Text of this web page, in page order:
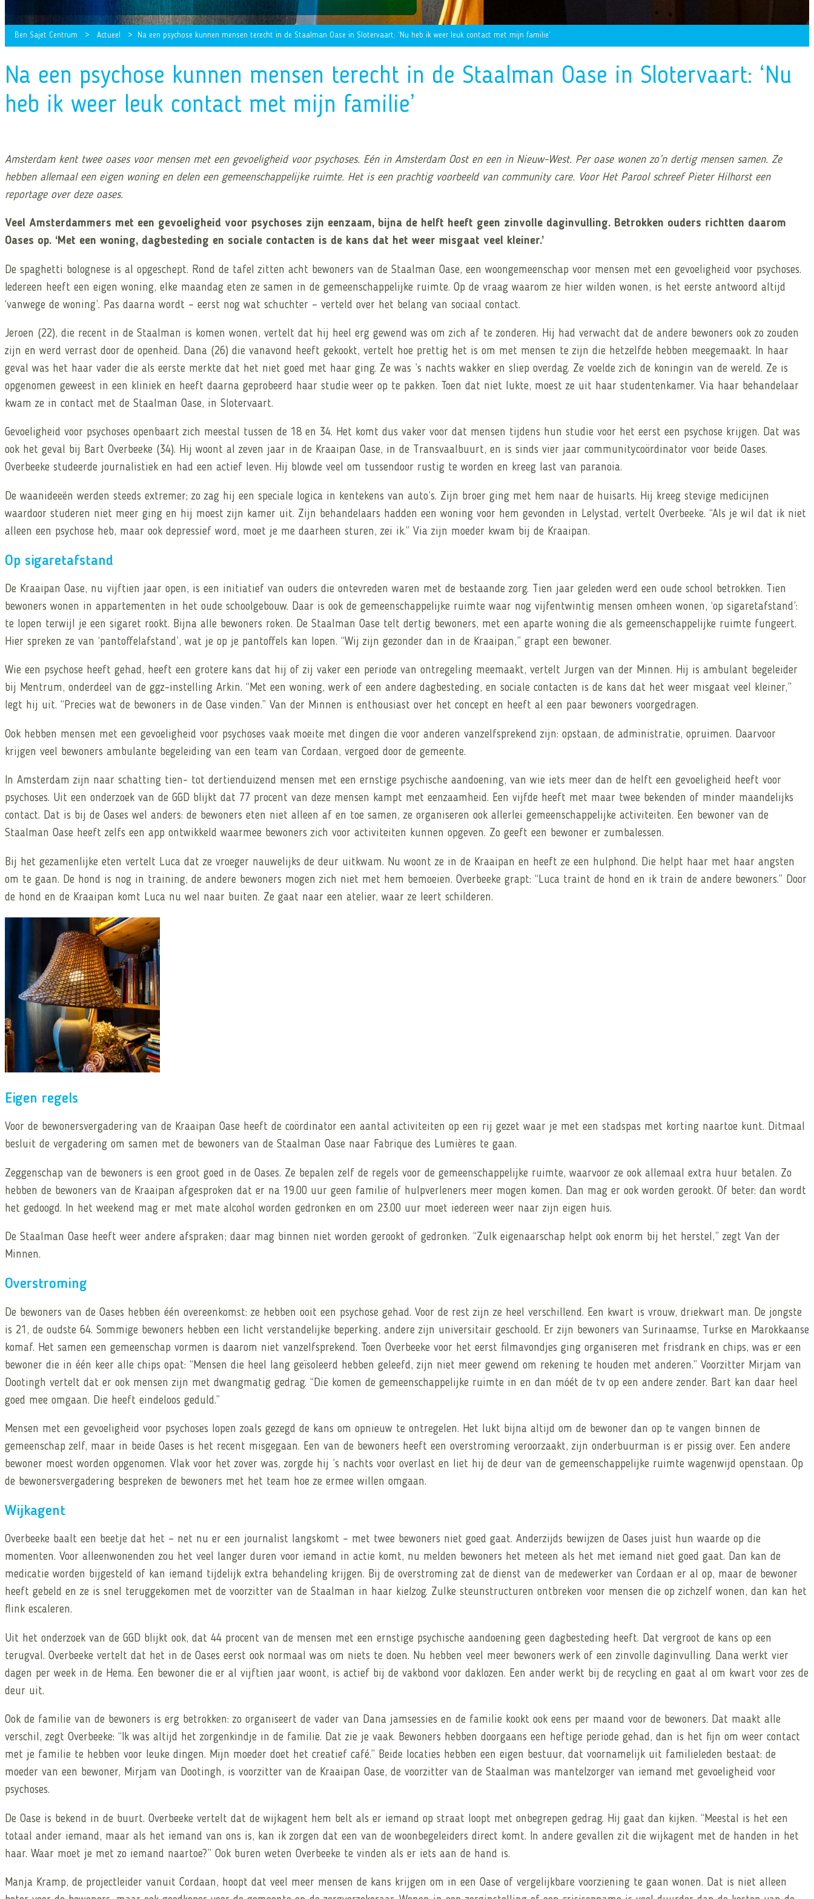
Ben Sajet Centrum > Actueel > Na een psychose kunnen mensen terecht in de Staalman Oase in Slotervaart: ‘Nu heb ik weer leuk contact met mijn familie’
Na een psychose kunnen mensen terecht in de Staalman Oase in Slotervaart: ‘Nu
heb ik weer leuk contact met mijn familie’
Amsterdam kent twee oases voor mensen met een gevoeligheid voor psychoses. Eén in Amsterdam Oost en een in Nieuw-West. Per oase wonen zo’n dertig mensen samen. Ze
hebben allemaal een eigen woning en delen een gemeenschappelijke ruimte. Het is een prachtig voorbeeld van community care. Voor Het Parool schreef Pieter Hilhorst een
reportage over deze oases.
Veel Amsterdammers met een gevoeligheid voor psychoses zijn eenzaam, bijna de helft heeft geen zinvolle daginvulling. Betrokken ouders richtten daarom
Oases op. ‘Met een woning, dagbesteding en sociale contacten is de kans dat het weer misgaat veel kleiner.’
De spaghetti bolognese is al opgeschept. Rond de tafel zitten acht bewoners van de Staalman Oase, een woongemeenschap voor mensen met een gevoeligheid voor psychoses.
Iedereen heeft een eigen woning, elke maandag eten ze samen in de gemeenschappelijke ruimte. Op de vraag waarom ze hier wilden wonen, is het eerste antwoord altijd
‘vanwege de woning’. Pas daarna wordt – eerst nog wat schuchter – verteld over het belang van sociaal contact.
Jeroen (22), die recent in de Staalman is komen wonen, vertelt dat hij heel erg gewend was om zich af te zonderen. Hij had verwacht dat de andere bewoners ook zo zouden
zijn en werd verrast door de openheid. Dana (26) die vanavond heeft gekookt, vertelt hoe prettig het is om met mensen te zijn die hetzelfde hebben meegemaakt. In haar
geval was het haar vader die als eerste merkte dat het niet goed met haar ging. Ze was ’s nachts wakker en sliep overdag. Ze voelde zich de koningin van de wereld. Ze is
opgenomen geweest in een kliniek en heeft daarna geprobeerd haar studie weer op te pakken. Toen dat niet lukte, moest ze uit haar studentenkamer. Via haar behandelaar
kwam ze in contact met de Staalman Oase, in Slotervaart.
Gevoeligheid voor psychoses openbaart zich meestal tussen de 18 en 34. Het komt dus vaker voor dat mensen tijdens hun studie voor het eerst een psychose krijgen. Dat was
ook het geval bij Bart Overbeeke (34). Hij woont al zeven jaar in de Kraaipan Oase, in de Transvaalbuurt, en is sinds vier jaar communitycoördinator voor beide Oases.
Overbeeke studeerde journalistiek en had een actief leven. Hij blowde veel om tussendoor rustig te worden en kreeg last van paranoia.
De waanideeën werden steeds extremer; zo zag hij een speciale logica in kentekens van auto’s. Zijn broer ging met hem naar de huisarts. Hij kreeg stevige medicijnen
waardoor studeren niet meer ging en hij moest zijn kamer uit. Zijn behandelaars hadden een woning voor hem gevonden in Lelystad, vertelt Overbeeke. “Als je wil dat ik niet
alleen een psychose heb, maar ook depressief word, moet je me daarheen sturen, zei ik.” Via zijn moeder kwam bij de Kraaipan.
Op sigaretafstand
De Kraaipan Oase, nu vijftien jaar open, is een initiatief van ouders die ontevreden waren met de bestaande zorg. Tien jaar geleden werd een oude school betrokken. Tien
bewoners wonen in appartementen in het oude schoolgebouw. Daar is ook de gemeenschappelijke ruimte waar nog vijfentwintig mensen omheen wonen, ‘op sigaretafstand’:
te lopen terwijl je een sigaret rookt. Bijna alle bewoners roken. De Staalman Oase telt dertig bewoners, met een aparte woning die als gemeenschappelijke ruimte fungeert.
Hier spreken ze van ‘pantoffelafstand’, wat je op je pantoffels kan lopen. “Wij zijn gezonder dan in de Kraaipan,” grapt een bewoner.
Wie een psychose heeft gehad, heeft een grotere kans dat hij of zij vaker een periode van ontregeling meemaakt, vertelt Jurgen van der Minnen. Hij is ambulant begeleider
bij Mentrum, onderdeel van de ggz-instelling Arkin. “Met een woning, werk of een andere dagbesteding, en sociale contacten is de kans dat het weer misgaat veel kleiner,”
legt hij uit. “Precies wat de bewoners in de Oase vinden.” Van der Minnen is enthousiast over het concept en heeft al een paar bewoners voorgedragen.
Ook hebben mensen met een gevoeligheid voor psychoses vaak moeite met dingen die voor anderen vanzelfsprekend zijn: opstaan, de administratie, opruimen. Daarvoor
krijgen veel bewoners ambulante begeleiding van een team van Cordaan, vergoed door de gemeente.
In Amsterdam zijn naar schatting tien- tot dertienduizend mensen met een ernstige psychische aandoening, van wie iets meer dan de helft een gevoeligheid heeft voor
psychoses. Uit een onderzoek van de GGD blijkt dat 77 procent van deze mensen kampt met eenzaamheid. Een vijfde heeft met maar twee bekenden of minder maandelijks
contact. Dat is bij de Oases wel anders: de bewoners eten niet alleen af en toe samen, ze organiseren ook allerlei gemeenschappelijke activiteiten. Een bewoner van de
Staalman Oase heeft zelfs een app ontwikkeld waarmee bewoners zich voor activiteiten kunnen opgeven. Zo geeft een bewoner er zumbalessen.
Bij het gezamenlijke eten vertelt Luca dat ze vroeger nauwelijks de deur uitkwam. Nu woont ze in de Kraaipan en heeft ze een hulphond. Die helpt haar met haar angsten
om te gaan. De hond is nog in training, de andere bewoners mogen zich niet met hem bemoeien. Overbeeke grapt: “Luca traint de hond en ik train de andere bewoners.” Door
de hond en de Kraaipan komt Luca nu wel naar buiten. Ze gaat naar een atelier, waar ze leert schilderen.
Eigen regels
Voor de bewonersvergadering van de Kraaipan Oase heeft de coördinator een aantal activiteiten op een rij gezet waar je met een stadspas met korting naartoe kunt. Ditmaal
besluit de vergadering om samen met de bewoners van de Staalman Oase naar Fabrique des Lumières te gaan.
Zeggenschap van de bewoners is een groot goed in de Oases. Ze bepalen zelf de regels voor de gemeenschappelijke ruimte, waarvoor ze ook allemaal extra huur betalen. Zo
hebben de bewoners van de Kraaipan afgesproken dat er na 19.00 uur geen familie of hulpverleners meer mogen komen. Dan mag er ook worden gerookt. Of beter: dan wordt
het gedoogd. In het weekend mag er met mate alcohol worden gedronken en om 23.00 uur moet iedereen weer naar zijn eigen huis.
De Staalman Oase heeft weer andere afspraken; daar mag binnen niet worden gerookt of gedronken. “Zulk eigenaarschap helpt ook enorm bij het herstel,” zegt Van der
Minnen.
Overstroming
De bewoners van de Oases hebben één overeenkomst: ze hebben ooit een psychose gehad. Voor de rest zijn ze heel verschillend. Een kwart is vrouw, driekwart man. De jongste
is 21, de oudste 64. Sommige bewoners hebben een licht verstandelijke beperking, andere zijn universitair geschoold. Er zijn bewoners van Surinaamse, Turkse en Marokkaanse
komaf. Het samen een gemeenschap vormen is daarom niet vanzelfsprekend. Toen Overbeeke voor het eerst filmavondjes ging organiseren met frisdrank en chips, was er een
bewoner die in één keer alle chips opat: “Mensen die heel lang geïsoleerd hebben geleefd, zijn niet meer gewend om rekening te houden met anderen.” Voorzitter Mirjam van
Dootingh vertelt dat er ook mensen zijn met dwangmatig gedrag. “Die komen de gemeenschappelijke ruimte in en dan móét de tv op een andere zender. Bart kan daar heel
goed mee omgaan. Die heeft eindeloos geduld.”
Mensen met een gevoeligheid voor psychoses lopen zoals gezegd de kans om opnieuw te ontregelen. Het lukt bijna altijd om de bewoner dan op te vangen binnen de
gemeenschap zelf, maar in beide Oases is het recent misgegaan. Een van de bewoners heeft een overstroming veroorzaakt, zijn onderbuurman is er pissig over. Een andere
bewoner moest worden opgenomen. Vlak voor het zover was, zorgde hij ’s nachts voor overlast en liet hij de deur van de gemeenschappelijke ruimte wagenwijd openstaan. Op
de bewonersvergadering bespreken de bewoners met het team hoe ze ermee willen omgaan.
Wijkagent
Overbeeke baalt een beetje dat het – net nu er een journalist langskomt – met twee bewoners niet goed gaat. Anderzijds bewijzen de Oases juist hun waarde op die
momenten. Voor alleenwonenden zou het veel langer duren voor iemand in actie komt, nu melden bewoners het meteen als het met iemand niet goed gaat. Dan kan de
medicatie worden bijgesteld of kan iemand tijdelijk extra behandeling krijgen. Bij de overstroming zat de dienst van de medewerker van Cordaan er al op, maar de bewoner
heeft gebeld en ze is snel teruggekomen met de voorzitter van de Staalman in haar kielzog. Zulke steunstructuren ontbreken voor mensen die op zichzelf wonen, dan kan het
flink escaleren.
Uit het onderzoek van de GGD blijkt ook, dat 44 procent van de mensen met een ernstige psychische aandoening geen dagbesteding heeft. Dat vergroot de kans op een
terugval. Overbeeke vertelt dat het in de Oases eerst ook normaal was om niets te doen. Nu hebben veel meer bewoners werk of een zinvolle daginvulling. Dana werkt vier
dagen per week in de Hema. Een bewoner die er al vijftien jaar woont, is actief bij de vakbond voor daklozen. Een ander werkt bij de recycling en gaat al om kwart voor zes de
deur uit.
Ook de familie van de bewoners is erg betrokken: zo organiseert de vader van Dana jamsessies en de familie kookt ook eens per maand voor de bewoners. Dat maakt alle
verschil, zegt Overbeeke: “Ik was altijd het zorgenkindje in de familie. Dat zie je vaak. Bewoners hebben doorgaans een heftige periode gehad, dan is het fijn om weer contact
met je familie te hebben voor leuke dingen. Mijn moeder doet het creatief café.” Beide locaties hebben een eigen bestuur, dat voornamelijk uit familieleden bestaat: de
moeder van een bewoner, Mirjam van Dootingh, is voorzitter van de Kraaipan Oase, de voorzitter van de Staalman was mantelzorger van iemand met gevoeligheid voor
psychoses.
De Oase is bekend in de buurt. Overbeeke vertelt dat de wijkagent hem belt als er iemand op straat loopt met onbegrepen gedrag. Hij gaat dan kijken. “Meestal is het een
totaal ander iemand, maar als het iemand van ons is, kan ik zorgen dat een van de woonbegeleiders direct komt. In andere gevallen zit die wijkagent met de handen in het
haar. Waar moet je met zo iemand naartoe?” Ook buren weten Overbeeke te vinden als er iets aan de hand is.
Manja Kramp, de projectleider vanuit Cordaan, hoopt dat veel meer mensen de kans krijgen om in een Oase of vergelijkbare voorziening te gaan wonen. Dat is niet alleen